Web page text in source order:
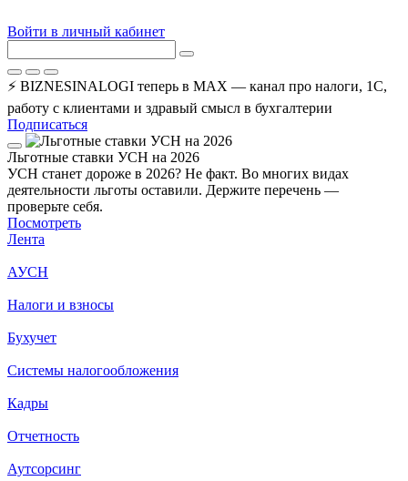
Войти в личный кабинет
⚡ BIZNESINALOGI теперь в MAX — канал про налоги, 1С,
работу с клиентами и здравый смысл в бухгалтерии
Подписаться
Льготные ставки УСН на 2026
УСН станет дороже в 2026? Не факт. Во многих видах
деятельности льготы оставили. Держите перечень —
проверьте себя.
Посмотреть
Лента
АУСН
Налоги и взносы
Бухучет
Системы налогообложения
Кадры
Отчетность
Аутсорсинг